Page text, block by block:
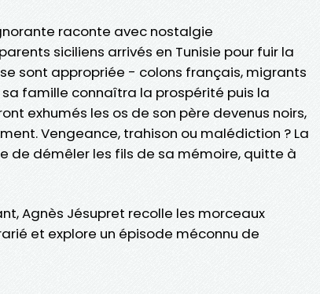
raconte avec nostalgie
siciliens arrivés en Tunisie pour fuir la
sont appropriée - colons français, migrants
famille connaîtra la prospérité puis la
exhumés les os de son père devenus noirs,
Vengeance, trahison ou malédiction ? La
de démêler les fils de sa mémoire, quitte à
Agnès Jésupret recolle les morceaux
et explore un épisode méconnu de